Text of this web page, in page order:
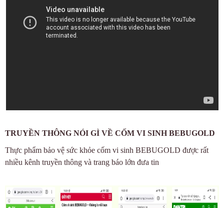
TRUYỀN THÔNG NÓI GÌ VỀ CỐM VI SINH BEBUGOLD
Thực phẩm bảo vệ sức khỏe cốm vi sinh BEBUGOLD được rất
nhiều kênh truyền thông và trang báo lớn đưa tin